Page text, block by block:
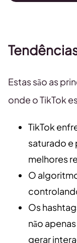
Estas são as
onde o TikTok
TikTok
saturado e
melhores
O
Os
não
gerar